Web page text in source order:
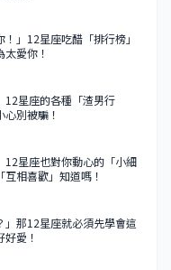
！」12星座吃醋「排行榜」
愛你！
12星座的各種「渣男行
別被騙！
12星座也對你動心的「小細
相喜歡」知道嗎！
」那12星座就必須先學會這
好愛！